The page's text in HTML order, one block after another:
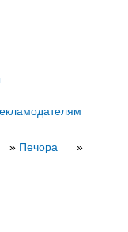
» Печора
»